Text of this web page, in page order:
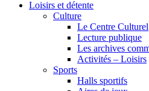
Loisirs et détente
Culture
Le Centre Culturel
Lecture publique
Les archives
Activités – Loisirs
Sports
Halls sportifs